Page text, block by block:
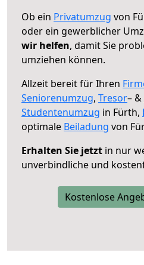
Ob ein Privatumzug von
oder ein gewerblicher
wir helfen, damit Sie
umziehen können.
Allzeit bereit für Ihren
Seniorenumzug, Tresor– &
Studentenumzug in Fürth,
optimale Beiladung von
Erhalten Sie jetzt in nur
unverbindliche und
Kostenlose